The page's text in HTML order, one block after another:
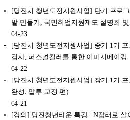
[당진시 청년도전지원사업] 단기 프로
발 만들기, 국민취업지원제도 설명회 및
04-23
[당진시 청년도전지원사업] 중기 1기
검사, 퍼스널컬러를 통한 이미지메이킹
04-22
[당진시 청년도전지원사업] 장기 1기
완성: 말투 교정 편)
04-21
[강의] 당진청년타운 특강:: N잡러로 살